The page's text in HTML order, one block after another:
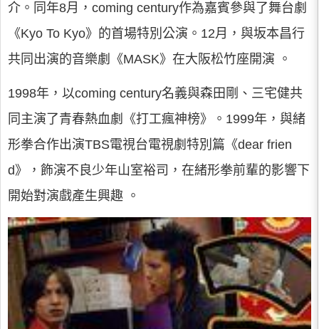
介。同年8月，coming century作為嘉賓參與了舞台劇
《Kyo To Kyo》的首場特別公演。12月，與坂本昌行
共同出演的音樂劇《MASK》在大阪松竹座開演 。
1998年，以coming century名義與森田剛、三宅健共
同主演了青春熱血劇《打工瘋神榜》。1999年，與緒
形拳合作出演TBS電視台電視劇特別篇《dear frien
d》，飾演不良少年山室裕司，在緒形拳前輩的影響下
開始對演戲產生興趣 。